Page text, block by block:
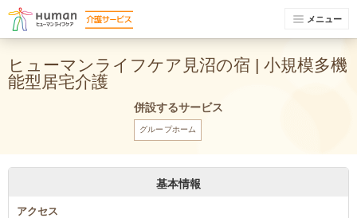
メニュー
ヒューマンライフケア見沼の宿 | 小規模多機
能型居宅介護
併設するサービス
グループホーム
基本情報
アクセス